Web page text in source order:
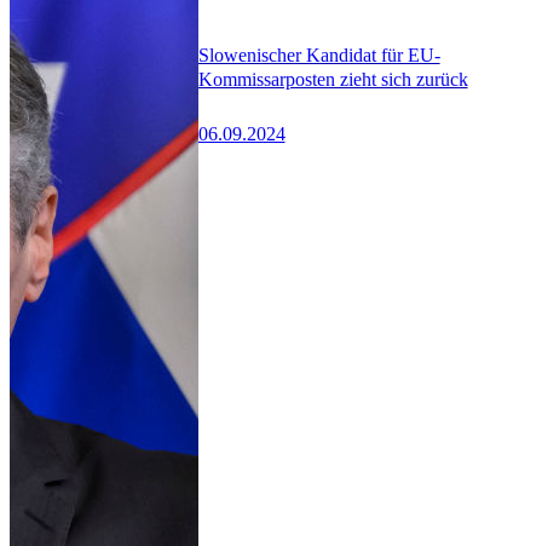
Slowenischer Kandidat für EU-
Kommissarposten zieht sich zurück
06.09.2024